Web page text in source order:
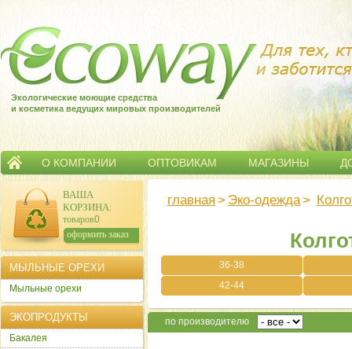
Экологические моющие средства
и косметика ведущих мировых производителей
О КОМПАНИИ ОПТОВИКАМ МАГАЗИНЫ
главная > Эко-одежда>
36-38
42-44
по производителю
ВАША
КОРЗИНА:
товаров:0
сумма: 0р.
оформить заказ
МЫЛЬНЫЕ ОРЕХИ
Мыльные орехи
ЭКОПРОДУКТЫ
Бакалея